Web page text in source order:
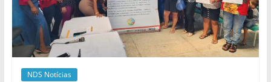
de
divulgação
do
NDS
NDS Notícias